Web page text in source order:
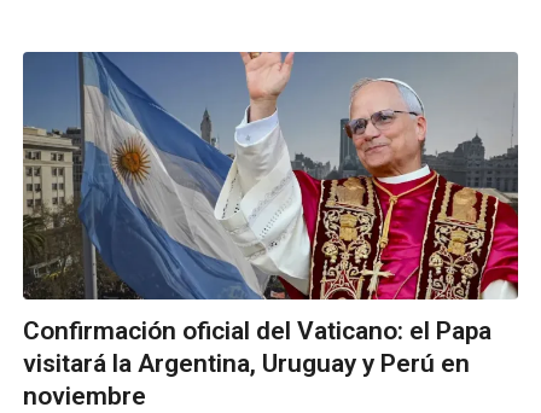
Confirmación oficial del Vaticano: el Papa
visitará la Argentina, Uruguay y Perú en
noviembre